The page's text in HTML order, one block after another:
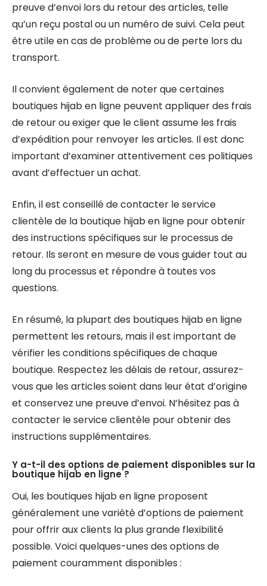
preuve d’envoi lors du retour des articles, telle
qu’un reçu postal ou un numéro de suivi. Cela peut
être utile en cas de problème ou de perte lors du
transport.
Il convient également de noter que certaines
boutiques hijab en ligne peuvent appliquer des frais
de retour ou exiger que le client assume les frais
d’expédition pour renvoyer les articles. Il est donc
important d’examiner attentivement ces politiques
avant d’effectuer un achat.
Enfin, il est conseillé de contacter le service
clientèle de la boutique hijab en ligne pour obtenir
des instructions spécifiques sur le processus de
retour. Ils seront en mesure de vous guider tout au
long du processus et répondre à toutes vos
questions.
En résumé, la plupart des boutiques hijab en ligne
permettent les retours, mais il est important de
vérifier les conditions spécifiques de chaque
boutique. Respectez les délais de retour, assurez-
vous que les articles soient dans leur état d’origine
et conservez une preuve d’envoi. N’hésitez pas à
contacter le service clientèle pour obtenir des
instructions supplémentaires.
Y a-t-il des options de paiement disponibles sur la
boutique hijab en ligne ?
Oui, les boutiques hijab en ligne proposent
généralement une variété d’options de paiement
pour offrir aux clients la plus grande flexibilité
possible. Voici quelques-unes des options de
paiement couramment disponibles :